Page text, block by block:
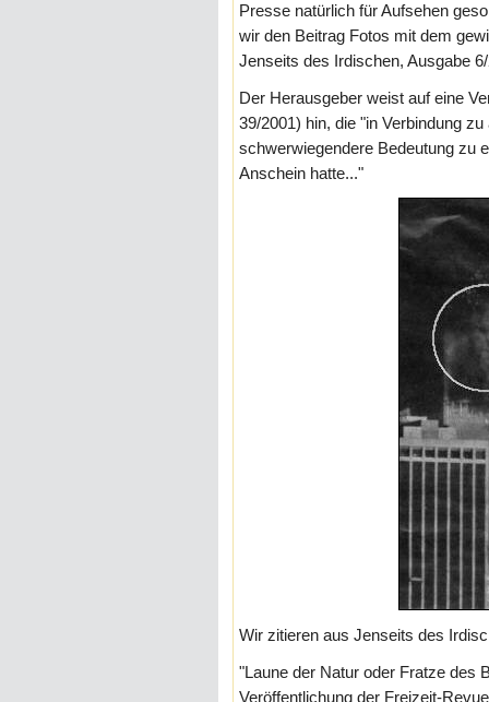
Presse natürlich für Aufsehen
wir den Beitrag Fotos mit dem
Jenseits des Irdischen, Ausgabe
Der Herausgeber weist auf eine
39/2001) hin, die "in Verbindung
schwerwiegendere Bedeutung zu
Anschein hatte..."
Wir zitieren aus Jenseits des
"Laune der Natur oder Fratze des
Veröffentlichung der Freizeit-